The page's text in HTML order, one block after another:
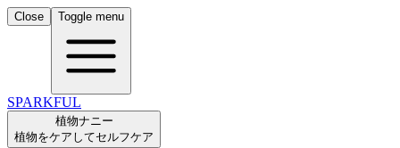
Close Toggle menu
SPARKFUL
植物ナニー
植物をケアしてセルフケア